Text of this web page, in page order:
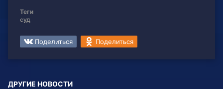
Теги
суд
Поделиться Поделиться
ДРУГИЕ НОВОСТИ